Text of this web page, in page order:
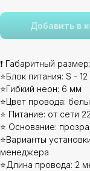
Добавить в
❗ Габаритный
⭐Блок питания: S -
⭐Гибкий неон: 6 мм
⭐Цвет провода:
⭐ Питание: от сети
⭐ Основание:
⭐Варианты
менеджера
⭐Длина провода: 2